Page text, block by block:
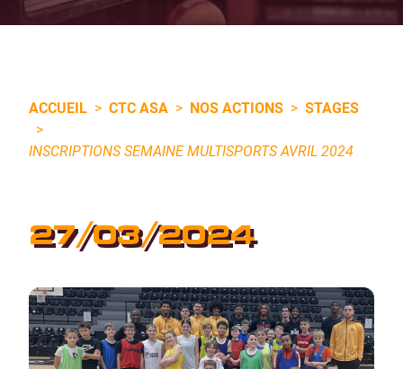
ACCUEIL > CTC ASA > NOS ACTIONS > STAGES
>
INSCRIPTIONS SEMAINE MULTISPORTS AVRIL 2024
27/03/2024